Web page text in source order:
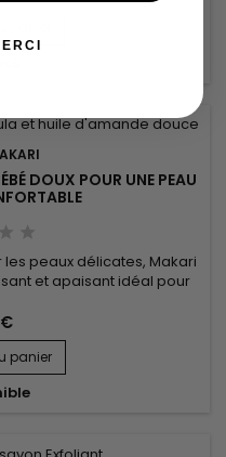
DOUX POUR UNE PEAU
peaux délicates, Makari
et apaisant idéal pour
le beurre de karité
à préserver l’hydratation,
le confort cutané....
panier